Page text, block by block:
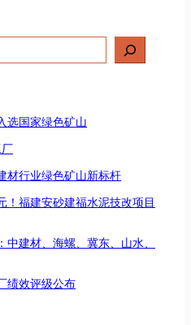
选国家绿色矿山
材行业绿色矿山新标杆
！福建安砂建福水泥技改项目
建材、海螺、冀东、山水、
绩效评级公布